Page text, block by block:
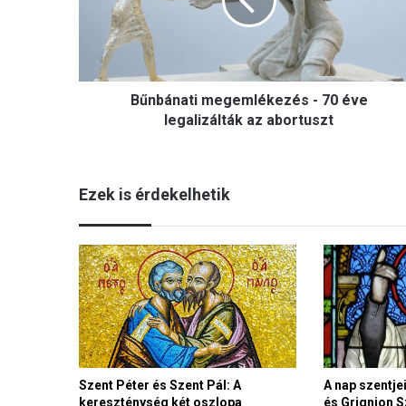
i
e
z
é
s
-
7
0
é
Bűnbánati megemlékezés - 70 éve
legalizálták az abortuszt
Ezek is érdekelhetik
Szent Péter és Szent Pál: A
kereszténység két oszlopa
A nap
és Grignion